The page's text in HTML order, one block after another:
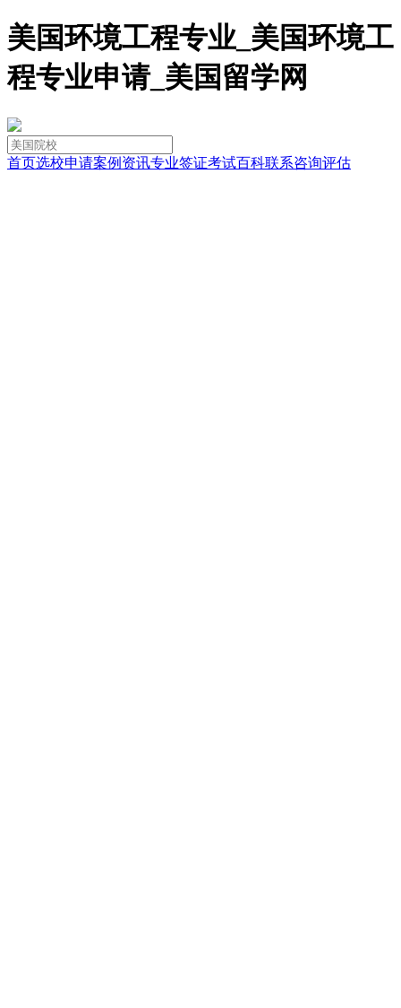
美国环境工程专业_美国环境工
程专业申请_美国留学网
首页选校申请案例 资讯专业签证考试百科联系咨询评估